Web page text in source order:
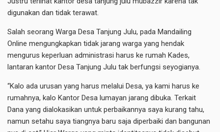
digunakan dan tidak terawat.
Salah seorang Warga Desa Tanjung Julu, pada Mandailing
Online mengungkapkan tidak jarang warga yang hendak
mengurus keperluan administrasi harus ke rumah Kades,
lantaran kantor Desa Tanjung Julu tak berfungsi seyogianya.
“Kalo ada urusan yang harus melalui Desa, ya kami harus ke
rumahnya, kalo Kantor Desa lumayan jarang dibuka. Terkait
Dana yang dialokasikan untuk perbaikannya saya kurang tahu,
namun setahu saya tiangnya baru saja diperbaiki dan bangunan